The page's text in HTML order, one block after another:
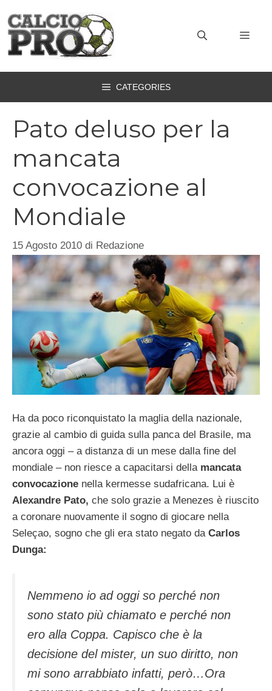
contenuto
CATEGORIES
Pato deluso per la
mancata
convocazione al
Mondiale
15 Agosto 2010 di Redazione
Ha da poco riconquistato la maglia della nazionale,
grazie al cambio di guida sulla panca del Brasile, ma
ancora oggi – a distanza di un mese dalla fine del
mondiale – non riesce a capacitarsi dellamancata
convocazione nella kermesse sudafricana. Lui è
Alexandre Pato, che solo grazie a Menezes è riuscito
a coronare nuovamente il sogno di giocare nella
Seleçao, sogno che gli era stato negato da Carlos
Dunga:
Nemmeno io ad oggi so perché non
sono stato più chiamato e perché non
ero alla Coppa. Capisco che è la
decisione del mister, un suo diritto, non
mi sono arrabbiato infatti, però…Ora